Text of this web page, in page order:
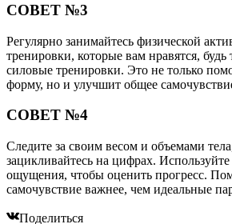
СОВЕТ №3
Регулярно занимайтесь физической
тренировки, которые вам нравятся,
силовые тренировки. Это не только
форму, но и улучшит общее
СОВЕТ №4
Следите за своим весом и объемами
зацикливайтесь на цифрах. Используйте
ощущения, чтобы оценить прогресс.
самочувствие важнее, чем идеальные
Поделиться